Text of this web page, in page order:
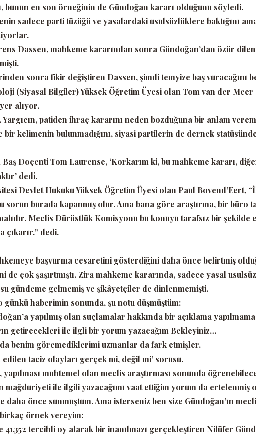
bunun en son örneğinin de Gündoğan kararı olduğunu söyledi.
sadece parti tüzüğü ve yasalardaki usulsüzlüklere baktığını
Dassen, mahkeme kararından sonra Gündoğan’dan özür
sonra fikir değiştiren Dassen, şimdi temyize baş vuracağını
(Siyasal Bilgiler) Yüksek Öğretim Üyesi olan Tom van der
alıyor.
Yargıcın, patiden ihraç kararını neden bozduğuna bir anlam
kelimenin bulunmadığını, siyasi partilerin de dernek
Doçenti Tom Laurense, ‘Korkarım ki, bu mahkeme kararı,
dedi.
Devlet Hukuku Yüksek Öğretim Üyesi olan Paul Bovend’Eert,
sorun burada kapanmış olur. Ama bana göre araştırma, bir büro
Meclis Dürüstlük Komisyonu bu konuyu tarafsız bir şekilde
çıkarır.” dedi.
başvurma cesaretini gösterdiğini daha önce belirtmiş
de çok şaşırtmıştı. Zira mahkeme kararında, sadece yasal
gündeme gelmemiş ve şikâyetçiler de dinlenmemişti.
günkü haberimin sonunda, şu notu düşmüştüm:
yapılmış olan suçlamalar hakkında bir açıklama
getirecekleri ile ilgli bir yorum yazacağım Bekleyiniz…
benim göremediklerimi uzmanlar da fark etmişler.
edilen taciz olayları gerçek mi, değil mi’ sorusu.
yapılması muhtemel olan meclis araştırması sonunda
mağduriyeti ile ilgili yazacağımı vaat ettiğim yorum da ertelenmiş
daha önce sunmuştum. Ama isterseniz ben size Gündoğan’ın
örnek vereyim:
41,352 tercihli oy alarak bir inanılmazı gerçekleştiren Nilüfer